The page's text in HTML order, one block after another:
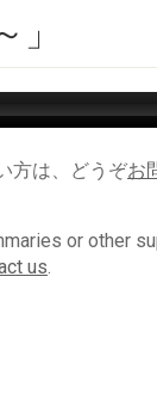
方は、どうぞお
or other
us.